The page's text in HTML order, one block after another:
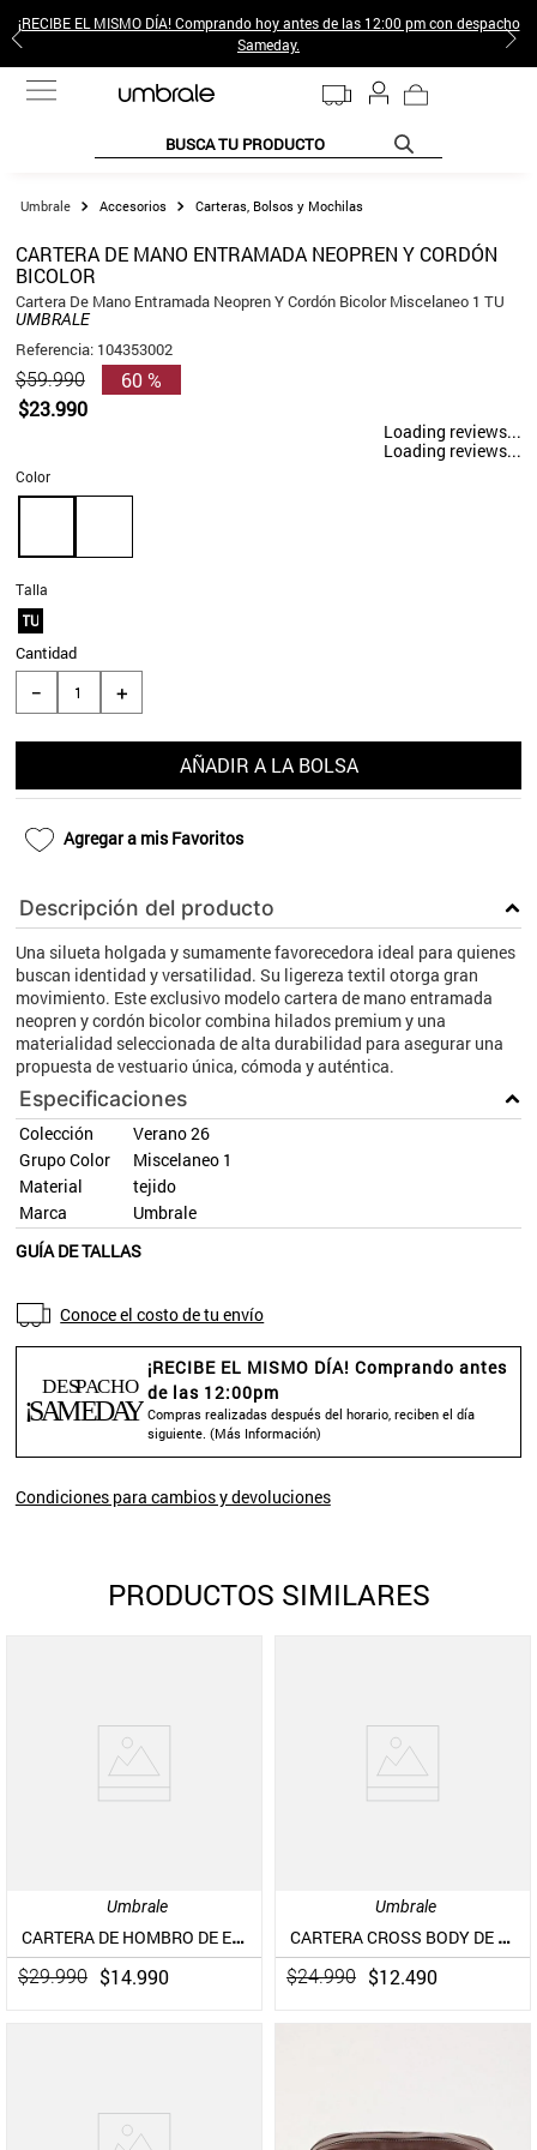
¡RECIBE EL MISMO DÍA! Comprando hoy antes de las 12:00 pm con despacho
Sameday.
BUSCA TU PRODUCTO
Accesorios Carteras, Bolsos y Mochilas
CARTERA DE MANO ENTRAMADA NEOPREN Y CORDÓN
BICOLOR
Cartera De Mano Entramada Neopren Y Cordón Bicolor Miscelaneo 1 TU
UMBRALE
Referencia: 104353002
$59.990
$23.990
60 %
Loading reviews...
Loading reviews...
Talla
TU
Color
Cantidad
＋
－
AÑADIR A LA BOLSA
Agregar a mis Favoritos
Descripción del producto
Una silueta holgada y sumamente favorecedora ideal para quienes
buscan identidad y versatilidad. Su ligereza textil otorga gran
movimiento. Este exclusivo modelo cartera de mano entramada
neopren y cordón bicolor combina hilados premium y una
materialidad seleccionada de alta durabilidad para asegurar una
propuesta de vestuario única, cómoda y auténtica.
Especificaciones
Colección
Verano 26
Grupo Color
Miscelaneo 1
Material
tejido
Marca
Umbrale
GUÍA DE TALLAS
Conoce el costo de tu envío
¡RECIBE EL MISMO DÍA! Comprando antes
de las 12:00pm
Compras realizadas después del horario, reciben el día
siguiente. (Más Información)
Condiciones para cambios y devoluciones
PRODUCTOS SIMILARES
Umbrale
CARTERA DE HOMBRO DE ECOCUERO CON ARGOLLA
$29.990 $14.990
Umbrale
CARTERA CROSS BODY DE ECOCUERO
$24.990 $12.490
TÉRMINOS MÁS BUSCADOS
2
sweter
3.
4.
gamulan
5.
botas